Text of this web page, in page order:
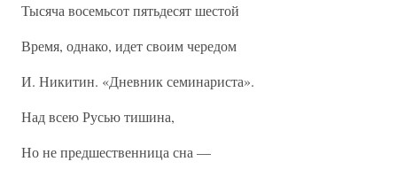
Тысяча восемьсот пятьдесят шестой
Время, однако, идет своим чередом
И. Никитин. «Дневник семинариста».
Над всею Русью тишина,
Но не предшественница сна —